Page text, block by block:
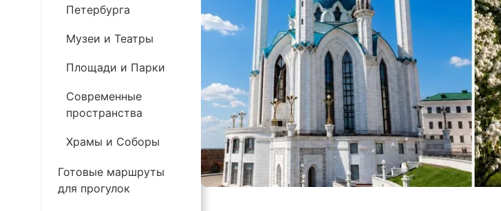
Петербурга
Музеи и Театры
Площади и Парки
Современные
пространства
Храмы и Соборы
Готовые маршруты
для прогулок